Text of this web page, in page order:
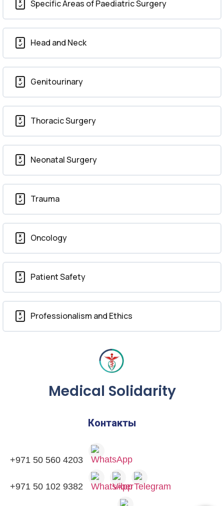
Specific Areas of Paediatric Surgery
Head and Neck
Genitourinary
Thoracic Surgery
Neonatal Surgery
Trauma
Oncology
Patient Safety
Professionalism and Ethics
Medical Solidarity
Контакты
+971 50 560 4203
+971 50 102 9382